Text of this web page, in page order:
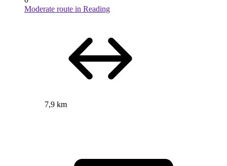
Moderate route in Reading
7,9 km